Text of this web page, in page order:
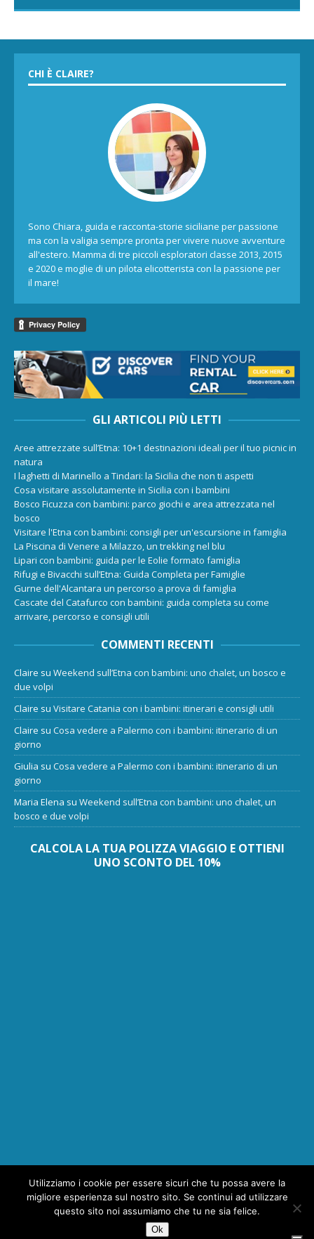
CHI È CLAIRE?
Sono Chiara, guida e racconta-storie siciliane per passione
ma con la valigia sempre pronta per vivere nuove avventure
all'estero. Mamma di tre piccoli esploratori classe 2013, 2015
e 2020 e moglie di un pilota elicotterista con la passione per
il mare!
GLI ARTICOLI PIÙ LETTI
Aree attrezzate sull’Etna: 10+1 destinazioni ideali per il tuo picnic in
natura
I laghetti di Marinello a Tindari: la Sicilia che non ti aspetti
Cosa visitare assolutamente in Sicilia con i bambini
Bosco Ficuzza con bambini: parco giochi e area attrezzata nel
bosco
Visitare l'Etna con bambini: consigli per un'escursione in famiglia
La Piscina di Venere a Milazzo, un trekking nel blu
Lipari con bambini: guida per le Eolie formato famiglia
Rifugi e Bivacchi sull’Etna: Guida Completa per Famiglie
Gurne dell'Alcantara un percorso a prova di famiglia
Cascate del Catafurco con bambini: guida completa su come
arrivare, percorso e consigli utili
COMMENTI RECENTI
Claire su Weekend sull’Etna con bambini: uno chalet, un bosco e
due volpi
Claire su Visitare Catania con i bambini: itinerari e consigli utili
Claire su Cosa vedere a Palermo con i bambini: itinerario di un
giorno
Giulia su Cosa vedere a Palermo con i bambini: itinerario di un
giorno
Maria Elena su Weekend sull’Etna con bambini: uno chalet, un
bosco e due volpi
CALCOLA LA TUA POLIZZA VIAGGIO E OTTIENI
UNO SCONTO DEL 10%
Utilizziamo i cookie per essere sicuri che tu possa avere la
migliore esperienza sul nostro sito. Se continui ad utilizzare
questo sito noi assumiamo che tu ne sia felice.
Ok